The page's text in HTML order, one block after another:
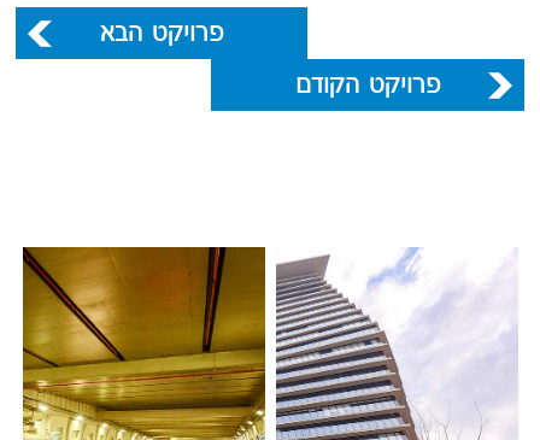
פרויקט הבא
פרויקט הקודם